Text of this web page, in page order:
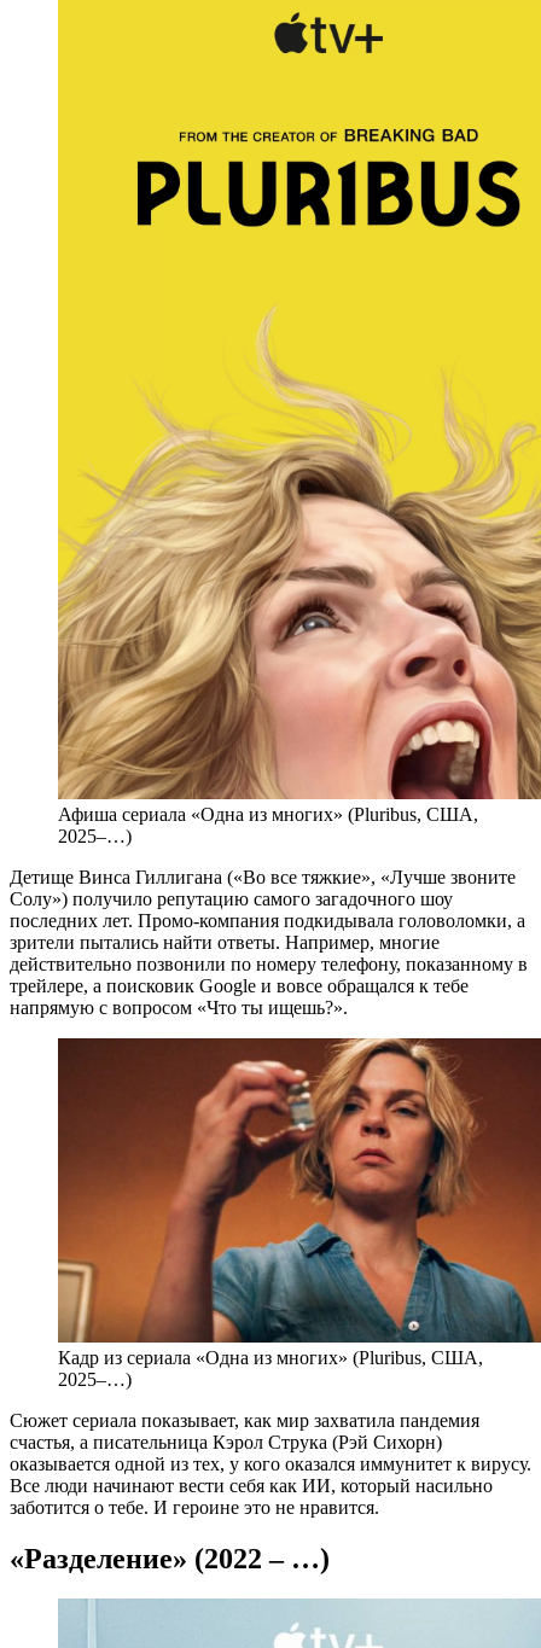
Афиша сериала «Одна из многих» (Pluribus, США,
2025–…)
Детище Винса Гиллигана («Во все тяжкие», «Лучше звоните
Солу») получило репутацию самого загадочного шоу
последних лет. Промо-компания подкидывала головоломки, а
зрители пытались найти ответы. Например, многие
действительно позвонили по номеру телефону, показанному в
трейлере, а поисковик Google и вовсе обращался к тебе
напрямую с вопросом «Что ты ищешь?».
Кадр из сериала «Одна из многих» (Pluribus, США,
2025–…)
Сюжет сериала показывает, как мир захватила пандемия
счастья, а писательница Кэрол Струка (Рэй Сихорн)
оказывается одной из тех, у кого оказался иммунитет к вирусу.
Все люди начинают вести себя как ИИ, который насильно
заботится о тебе. И героине это не нравится.
«Разделение» (2022 – …)